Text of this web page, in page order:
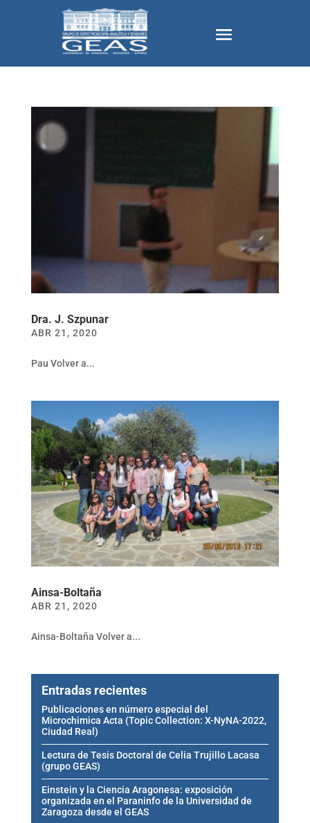
Dra. J. Szpunar
ABR 21, 2020
Pau Volver a...
Ainsa-Boltaña
ABR 21, 2020
Ainsa-Boltaña Volver a...
Entradas recientes
Publicaciones en número especial del
Microchimica Acta (Topic Collection: X-NyNA-2022,
Ciudad Real)
Lectura de Tesis Doctoral de Celia Trujillo Lacasa
(grupo GEAS)
Einstein y la Ciencia Aragonesa: exposición
organizada en el Paraninfo de la Universidad de
Zaragoza desde el GEAS